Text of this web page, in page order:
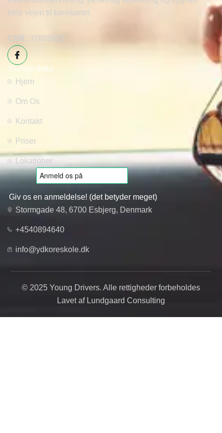
hele vejen til kørekortet.
CVR: 37803626
Hurtige links
Hjem
Om Os
Kontakt
Priser
Lokationer
Giv os en anmeldelse! (det betyder meget)
Stormgade 48, 6700 Esbjerg, Denmark
+4540894640
info@ydkoreskole.dk
© 2025 Young Drivers. Alle rettigheder forbeholdes
Lavet af Lundgaard Consulting